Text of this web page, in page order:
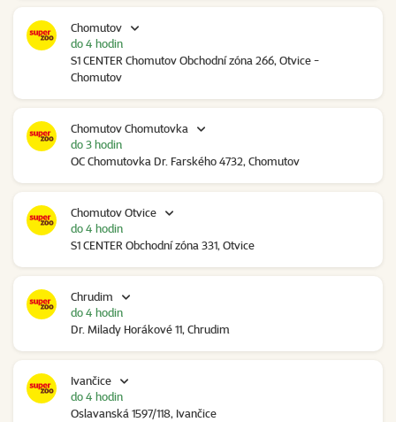
Chomutov
S1 CENTER Chomutov Obchodní zóna 266, Otvice -
Chomutov
do 4 hodin
Chomutov Chomutovka
OC Chomutovka Dr. Farského 4732, Chomutov
do 3 hodin
Chomutov Otvice
S1 CENTER Obchodní zóna 331, Otvice
do 4 hodin
Chrudim
Dr. Milady Horákové 11, Chrudim
do 4 hodin
Ivančice
Oslavanská 1597/118, Ivančice
do 4 hodin